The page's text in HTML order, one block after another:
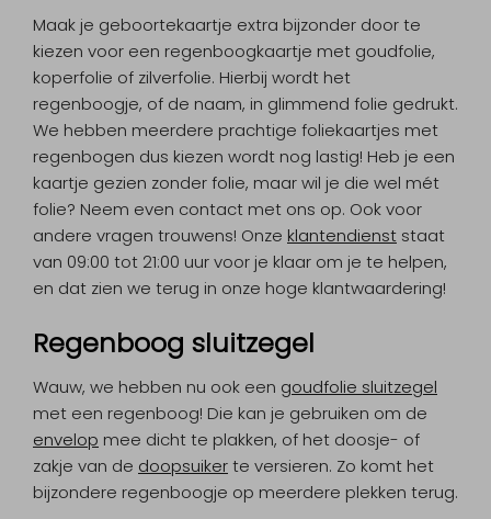
Maak je geboortekaartje extra bijzonder door te
kiezen voor een regenboogkaartje met goudfolie,
koperfolie of zilverfolie. Hierbij wordt het
regenboogje, of de naam, in glimmend folie gedrukt.
We hebben meerdere prachtige foliekaartjes met
regenbogen dus kiezen wordt nog lastig! Heb je een
kaartje gezien zonder folie, maar wil je die wel mét
folie? Neem even contact met ons op. Ook voor
andere vragen trouwens! Onze klantendienst staat
van 09:00 tot 21:00 uur voor je klaar om je te helpen,
en dat zien we terug in onze hoge klantwaardering!
Regenboog sluitzegel
Wauw, we hebben nu ook een goudfolie sluitzegel
met een regenboog! Die kan je gebruiken om de
envelop mee dicht te plakken, of het doosje- of
zakje van de doopsuikerte versieren. Zo komt het
bijzondere regenboogje op meerdere plekken terug.